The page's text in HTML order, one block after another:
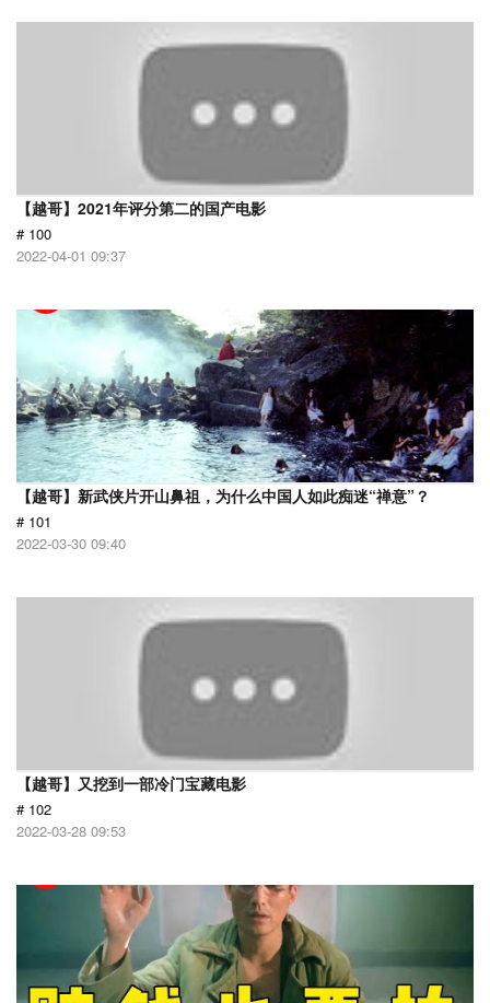
【越哥】2021年评分第二的国产电影
# 100
2022-04-01 09:37
【越哥】新武侠片开山鼻祖，为什么中国人如此痴迷“禅意”？
# 101
2022-03-30 09:40
【越哥】又挖到一部冷门宝藏电影
# 102
2022-03-28 09:53